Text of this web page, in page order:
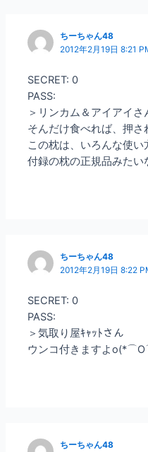
ちーちゃん48
2012年2月19日 8:21
SECRET: 0
PASS:
＞リンカム＆アイアイさ
そんだけ食べれば、押
この枕は、いろんな使い
付録の枕の正規品みた
ちーちゃん48
2012年2月19日 8:22
SECRET: 0
PASS:
＞気取り屋ｷｬｯﾄさん
ウンコ付きますよ
ちーちゃん48